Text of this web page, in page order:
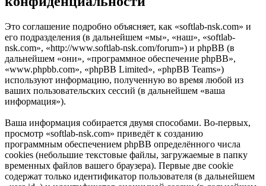
Это соглашение подробно объясняет, как «softlab-nsk.com» и
его подразделения (в дальнейшем «мы», «наш», «softlab-
nsk.com», «http://www.softlab-nsk.com/forum») и phpBB (в
дальнейшем «они», «программное обеспечение phpBB»,
«www.phpbb.com», «phpBB Limited», «phpBB Teams»)
используют информацию, полученную во время любой из
ваших пользовательских сессий (в дальнейшем «ваша
информация»).
Ваша информация собирается двумя способами. Во-первых,
просмотр «softlab-nsk.com» приведёт к созданию
программным обеспечением phpBB определённого числа
cookies (небольшие текстовые файлы, загружаемые в папку
временных файлов вашего браузера). Первые две cookie
содержат только идентификатор пользователя (в дальнейшем